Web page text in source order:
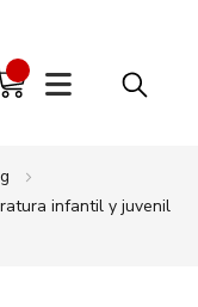
infantil y juvenil